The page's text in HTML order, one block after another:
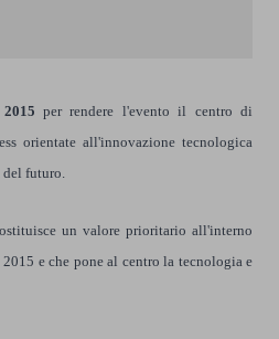
per rendere l'evento il centro di
orientate all'innovazione tecnologica
futuro.
un valore prioritario all'interno
e che pone al centro la tecnologia e